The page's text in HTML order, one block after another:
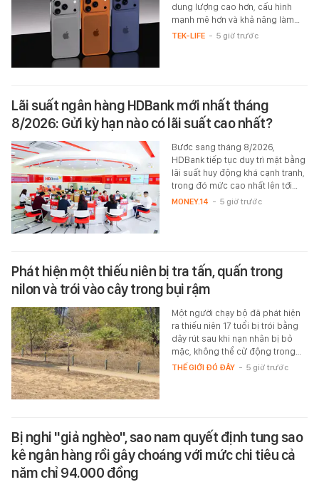
dung lượng cao hơn, cấu hình
mạnh mẽ hơn và khả năng làm…
TEK-LIFE - 5 giờ trước
Lãi suất ngân hàng HDBank mới nhất tháng
8/2026: Gửi kỳ hạn nào có lãi suất cao nhất?
Bước sang tháng 8/2026,
HDBank tiếp tục duy trì mặt bằng
lãi suất huy động khá cạnh tranh,
trong đó mức cao nhất lên tới…
MONEY.14 - 5 giờ trước
Phát hiện một thiếu niên bị tra tấn, quấn trong
nilon và trói vào cây trong bụi rậm
Một người chạy bộ đã phát hiện
ra thiếu niên 17 tuổi bị trói bằng
dây rút sau khi nạn nhân bị bỏ
mặc, không thể cử động trong…
THẾ GIỚI ĐÓ ĐÂY - 5 giờ trước
Bị nghi "giả nghèo", sao nam quyết định tung sao
kê ngân hàng rồi gây choáng với mức chi tiêu cả
năm chỉ 94.000 đồng